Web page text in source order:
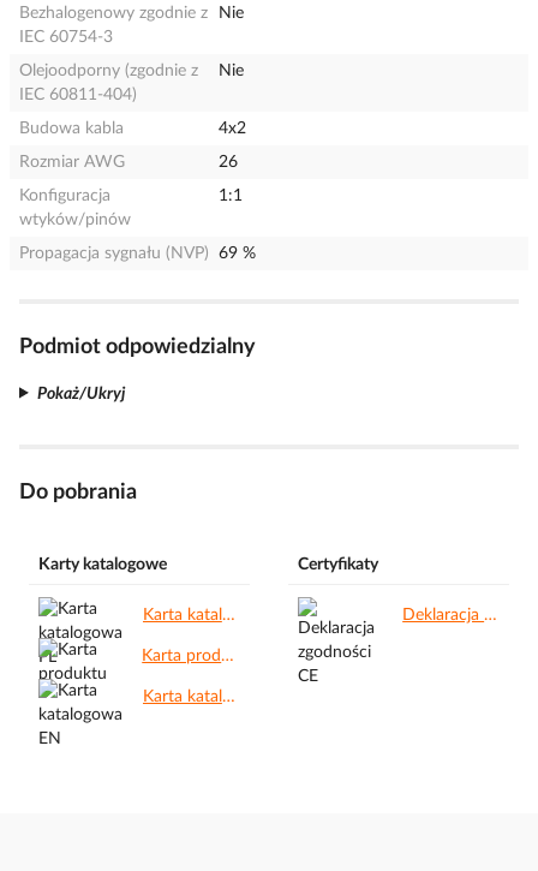
Bezhalogenowy zgodnie z
IEC 60754-3
Nie
Olejoodporny (zgodnie z
IEC 60811-404)
Nie
Budowa kabla
4x2
Rozmiar AWG
26
Konfiguracja
wtyków/pinów
1:1
Propagacja sygnału (NVP) 69 %
Podmiot odpowiedzialny
Pokaż/Ukryj
Do pobrania
Karty katalogowe
Karta katalogowa PL.pdf
Karta produktu.pdf
Karta katalogowa EN.pdf
Certyfikaty
Deklaracja zgodności CE.pdf